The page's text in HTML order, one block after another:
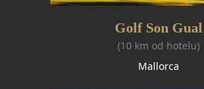
Golf Son Gual
(10 km od hotelu)
Mallorca